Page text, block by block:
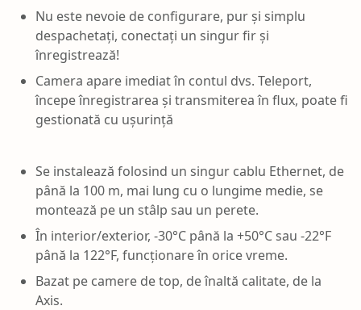
Nu este nevoie de configurare, pur și simplu
despachetați, conectați un singur fir și
înregistrează!
Camera apare imediat în contul dvs. Teleport,
începe înregistrarea și transmiterea în flux, poate fi
gestionată cu ușurință
Se instalează folosind un singur cablu Ethernet, de
până la 100 m, mai lung cu o lungime medie, se
montează pe un stâlp sau un perete.
În interior/exterior, -30°C până la +50°C sau -22°F
până la 122°F, funcționare în orice vreme.
Bazat pe camere de top, de înaltă calitate, de la
Axis.